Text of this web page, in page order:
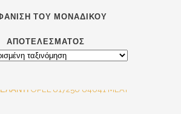
ΤΟΥ ΜΟΝΑΔΙΚΟΎ
ΑΠΟΤΕΛΈΣΜΑΤΟΣ